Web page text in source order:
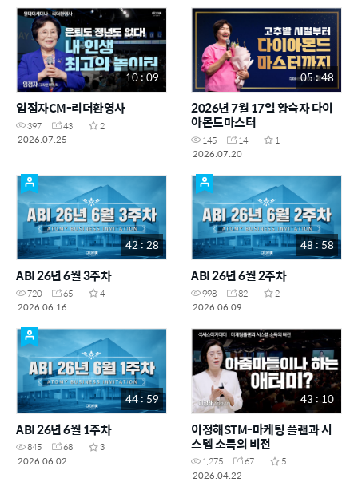
10 : 09
임점자CM-리더환영사
397 43
2
2026.07.25
05 : 48
2026년 7월 17일 황숙자 다이
아몬드마스터
145 14
1
2026.07.20
42 : 28
ABI 26년 6월 3주차
720 65
4
2026.06.16
48 : 58
ABI 26년 6월 2주차
998 82
2
2026.06.09
44 : 59
ABI 26년 6월 1주차
845 68
3
2026.06.02
43 : 10
이정해STM-마케팅 플랜과 시
스템 소득의 비전
1,275 67
5
2026.04.22